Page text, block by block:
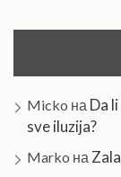
Micko на Da
sve iluzija?
Marko на